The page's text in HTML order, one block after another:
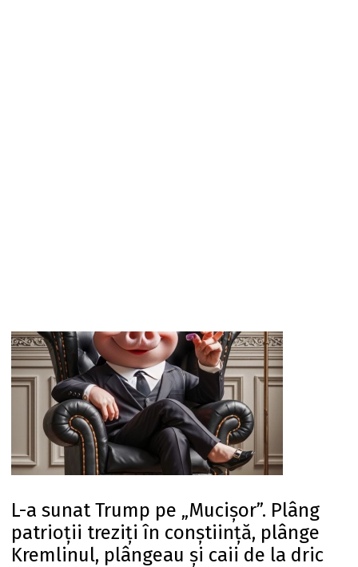
L-a sunat Trump pe „Mucișor”. Plâng
patrioții treziți în conștiință, plânge
Kremlinul, plângeau și caii de la dric